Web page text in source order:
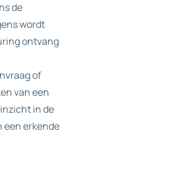
de
wordt
ontvang
of
van een
in de
een erkende